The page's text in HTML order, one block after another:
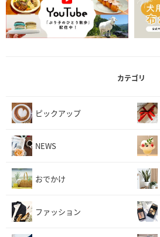
カテゴリ
ピックアップ
NEWS
おでかけ
ファッション